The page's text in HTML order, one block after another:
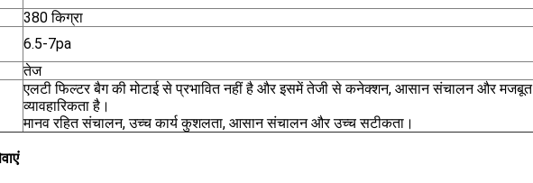
380 किग्रा
6.5-7pa
तेज
एलटी फिल्टर बैग की मोटाई से प्रभावित नहीं है और इसमें तेजी से कनेक्शन, आसान संचालन और मजबूत
व्यावहारिकता है।
मानव रहित संचालन, उच्च कार्य कुशलता, आसान संचालन और उच्च सटीकता।